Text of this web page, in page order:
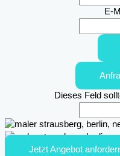
E-
Dieses Feld
Jetzt Angebot